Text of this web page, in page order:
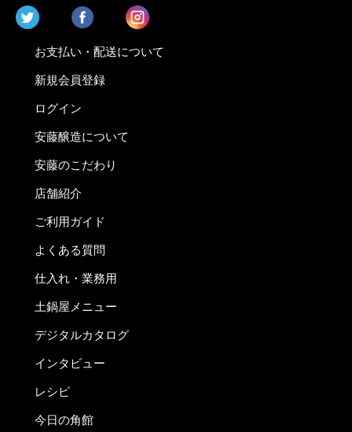
お支払い・配送について
新規会員登録
ログイン
安藤醸造について
安藤のこだわり
店舗紹介
ご利用ガイド
よくある質問
仕入れ・業務用
土鍋屋メニュー
デジタルカタログ
インタビュー
レシピ
今日の角館